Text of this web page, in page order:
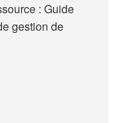
: Guide
gestion de